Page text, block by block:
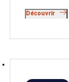
Découvrir